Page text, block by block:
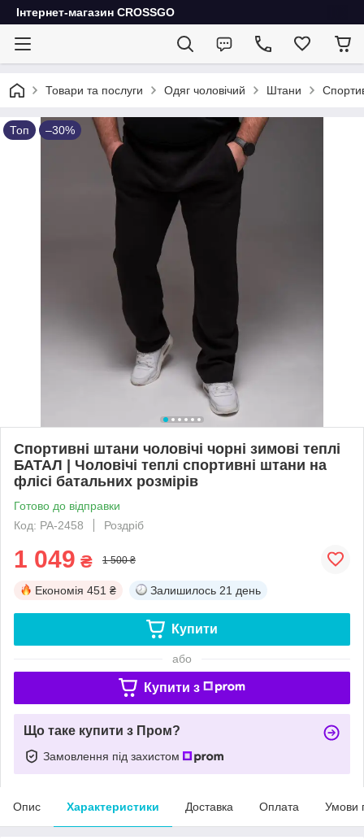
Інтернет-магазин CROSSGO
Товари та послуги Одяг чоловічий Штани
Топ –30%
Спортивні штани чоловічі чорні зимові теплі
БАТАЛ | Чоловічі теплі спортивні штани на
флісі батальних розмірів
Готово до відправки
Код: РА-2458
Роздріб
1 049 ₴ 1 500 ₴
Економія 451 ₴ Залишилось 21 день
Купити
або
Купити з
Що таке купити з Пром?
Замовлення під захистом
Опис Характеристики Доставка Оплата Умови